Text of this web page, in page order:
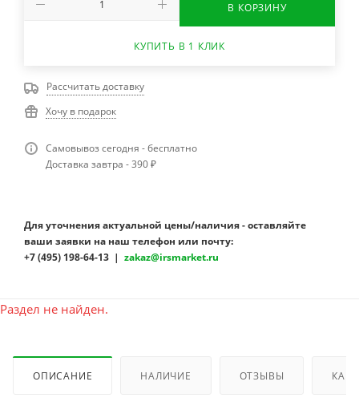
В КОРЗИНУ
КУПИТЬ В 1 КЛИК
Рассчитать доставку
Хочу в подарок
Самовывоз сегодня - бесплатно
Доставка завтра - 390 ₽
Для уточнения актуальной цены/наличия - оставляйте
ваши заявки на наш телефон или почту:
+7 (495) 198-64-13 | zakaz@irsmarket.ru
Раздел не найден.
ОПИСАНИЕ НАЛИЧИЕ ОТЗЫВЫ КАК